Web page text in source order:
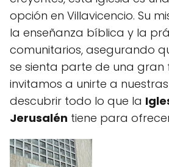
opción en Villavicencio. Su
la enseñanza bíblica y la
comunitarios, asegurando
se sienta parte de una gran
invitamos a unirte a
descubrir todo lo que la
Jerusalén tiene para